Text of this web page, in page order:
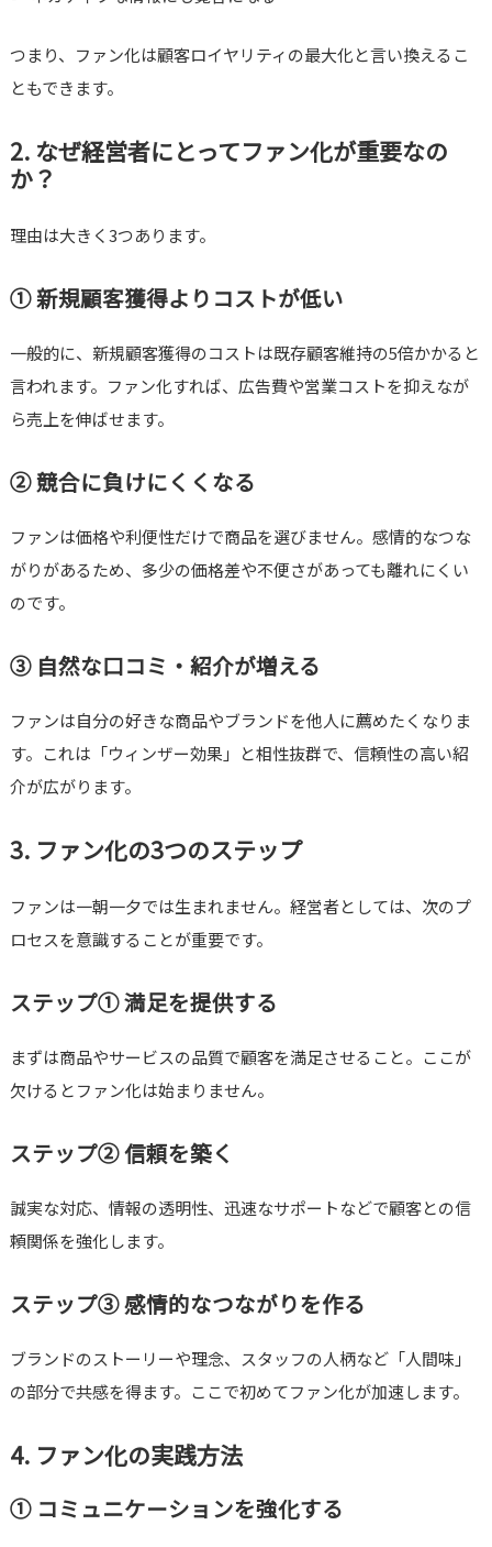
つまり、ファン化は顧客ロイヤリティの最大化と言い換えるこ
ともできます。
2. なぜ経営者にとってファン化が重要なの
か？
理由は大きく3つあります。
① 新規顧客獲得よりコストが低い
一般的に、新規顧客獲得のコストは既存顧客維持の5倍かかると
言われます。ファン化すれば、広告費や営業コストを抑えなが
ら売上を伸ばせます。
② 競合に負けにくくなる
ファンは価格や利便性だけで商品を選びません。感情的なつな
がりがあるため、多少の価格差や不便さがあっても離れにくい
のです。
③ 自然な口コミ・紹介が増える
ファンは自分の好きな商品やブランドを他人に薦めたくなりま
す。これは「ウィンザー効果」と相性抜群で、信頼性の高い紹
介が広がります。
3. ファン化の3つのステップ
ファンは一朝一夕では生まれません。経営者としては、次のプ
ロセスを意識することが重要です。
ステップ① 満足を提供する
まずは商品やサービスの品質で顧客を満足させること。ここが
欠けるとファン化は始まりません。
ステップ② 信頼を築く
誠実な対応、情報の透明性、迅速なサポートなどで顧客との信
頼関係を強化します。
ステップ③ 感情的なつながりを作る
ブランドのストーリーや理念、スタッフの人柄など「人間味」
の部分で共感を得ます。ここで初めてファン化が加速します。
4. ファン化の実践方法
① コミュニケーションを強化する